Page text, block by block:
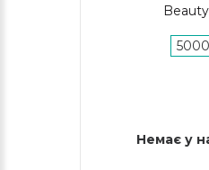
Немає у